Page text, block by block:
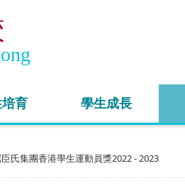
育 學生成長
氏集團香港學生運動員獎2022 - 2023